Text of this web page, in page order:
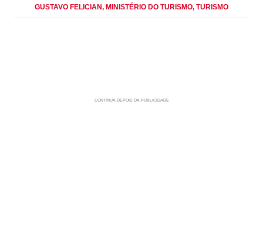
GUSTAVO FELICIAN, MINISTÉRIO DO TURISMO, TURISMO